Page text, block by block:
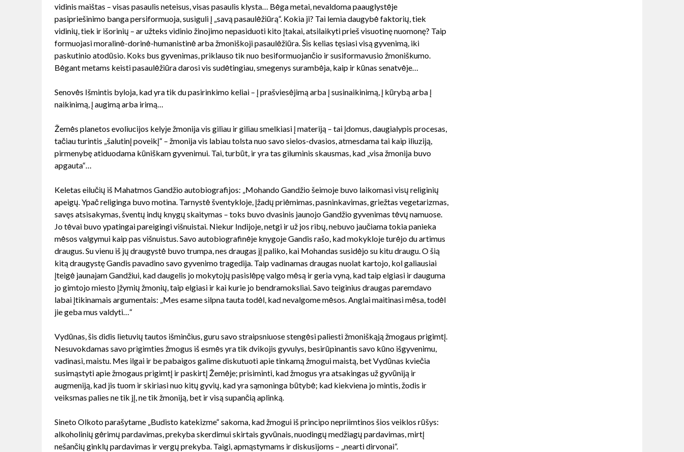
vidinis maištas – visas pasaulis neteisus, visas pasaulis klysta… Bėga metai, nevaldoma paauglystėje
pasipriešinimo banga persiformuoja, susiguli į „savą pasaulėžiūrą“. Kokia ji? Tai lemia daugybė faktorių, tiek
vidinių, tiek ir išorinių – ar užteks vidinio žinojimo nepasiduoti kito įtakai, atsilaikyti prieš visuotinę nuomonę? Taip
formuojasi moralinė-dorinė-humanistinė arba žmoniškoji pasaulėžiūra. Šis kelias tęsiasi visą gyvenimą, iki
paskutinio atodūsio. Koks bus gyvenimas, priklauso tik nuo besiformuojančio ir susiformavusio žmoniškumo.
Bėgant metams keisti pasaulėžiūra darosi vis sudėtingiau, smegenys surambėja, kaip ir kūnas senatvėje…
Senovės Išmintis byloja, kad yra tik du pasirinkimo keliai – į prašviesėjimą arba į susinaikinimą, į kūrybą arba į
naikinimą, į augimą arba irimą…
Žemės planetos evoliucijos kelyje žmonija vis giliau ir giliau smelkiasi į materiją – tai įdomus, daugialypis procesas,
tačiau turintis „šalutinį poveikį“ – žmonija vis labiau tolsta nuo savo sielos-dvasios, atmesdama tai kaip iliuziją,
pirmenybę atiduodama kūniškam gyvenimui. Tai, turbūt, ir yra tas giluminis skausmas, kad „visa žmonija buvo
apgauta“…
Keletas eilučių iš Mahatmos Gandžio autobiografijos: „Mohando Gandžio šeimoje buvo laikomasi visų religinių
apeigų. Ypač religinga buvo motina. Tarnystė šventykloje, įžadų priėmimas, pasninkavimas, griežtas vegetarizmas,
savęs atsisakymas, šventų indų knygų skaitymas – toks buvo dvasinis jaunojo Gandžio gyvenimas tėvų namuose.
Jo tėvai buvo ypatingai pareigingi višnuistai. Niekur Indijoje, netgi ir už jos ribų, nebuvo jaučiama tokia panieka
mėsos valgymui kaip pas višnuistus. Savo autobiografinėje knygoje Gandis rašo, kad mokykloje turėjo du artimus
draugus. Su vienu iš jų draugystė buvo trumpa, nes draugas jį paliko, kai Mohandas susidėjo su kitu draugu. O šią
kitą draugystę Gandis pavadino savo gyvenimo tragedija. Taip vadinamas draugas nuolat kartojo, kol galiausiai
įteigė jaunajam Gandžiui, kad daugelis jo mokytojų pasislėpę valgo mėsą ir geria vyną, kad taip elgiasi ir dauguma
jo gimtojo miesto įžymių žmonių, taip elgiasi ir kai kurie jo bendramoksliai. Savo teiginius draugas paremdavo
labai įtikinamais argumentais: „Mes esame silpna tauta todėl, kad nevalgome mėsos. Anglai maitinasi mėsa, todėl
jie geba mus valdyti…“
Vydūnas, šis didis lietuvių tautos išminčius, guru savo straipsniuose stengėsi paliesti žmoniškąją žmogaus prigimtį.
Nesuvokdamas savo prigimties žmogus iš esmės yra tik dvikojis gyvulys, besirūpinantis savo kūno išgyvenimu,
vadinasi, maistu. Mes ilgai ir be pabaigos galime diskutuoti apie tinkamą žmogui maistą, bet Vydūnas kviečia
susimąstyti apie žmogaus prigimtį ir paskirtį Žemėje; prisiminti, kad žmogus yra atsakingas už gyvūniją ir
augmeniją, kad jis tuom ir skiriasi nuo kitų gyvių, kad yra sąmoninga būtybė; kad kiekviena jo mintis, žodis ir
veiksmas palies ne tik jį, ne tik žmoniją, bet ir visą supančią aplinką.
Sineto Olkoto parašytame „Budisto katekizme“ sakoma, kad žmogui iš principo nepriimtinos šios veiklos rūšys:
alkoholinių gėrimų pardavimas, prekyba skerdimui skirtais gyvūnais, nuodingų medžiagų pardavimas, mirtį
nešančių ginklų pardavimas ir vergų prekyba. Taigi, apmąstymams ir diskusijoms – „nearti dirvonai“.